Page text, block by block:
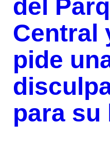
del
Central
pide
para su